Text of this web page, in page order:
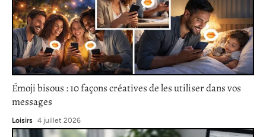
Émoji bisous : 10 façons créatives de les utiliser dans vos
messages
Loisirs 4 juillet 2026